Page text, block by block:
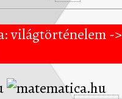
világtörténelem ->